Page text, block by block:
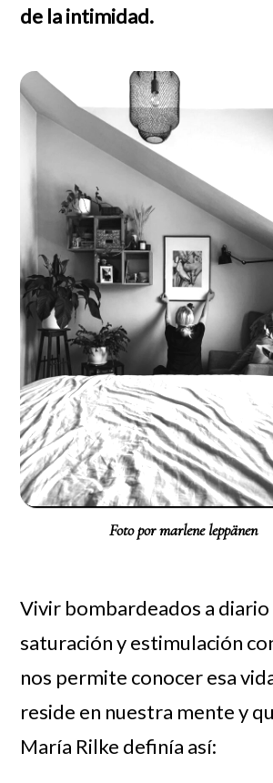
de la intimidad.
Foto por marlene leppänen
Vivir bombardeados a diario
saturación y estimulación
nos permite conocer esa
reside en nuestra mente y
María Rilke definía así: